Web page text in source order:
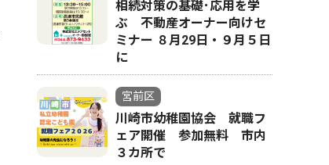
相続対策の基礎･応用を学
ぶ 不動産オーナー向けセ
ミナー ８月29日・９月５日
に
宮前区
川崎市幼稚園協会 就職フ
ェア開催 参加無料 市内
３カ所で